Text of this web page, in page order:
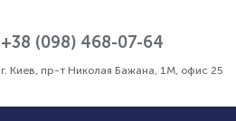
+38 (098) 468-07-64
г. Киев, пр-т Николая Бажана, 1М, офис 25